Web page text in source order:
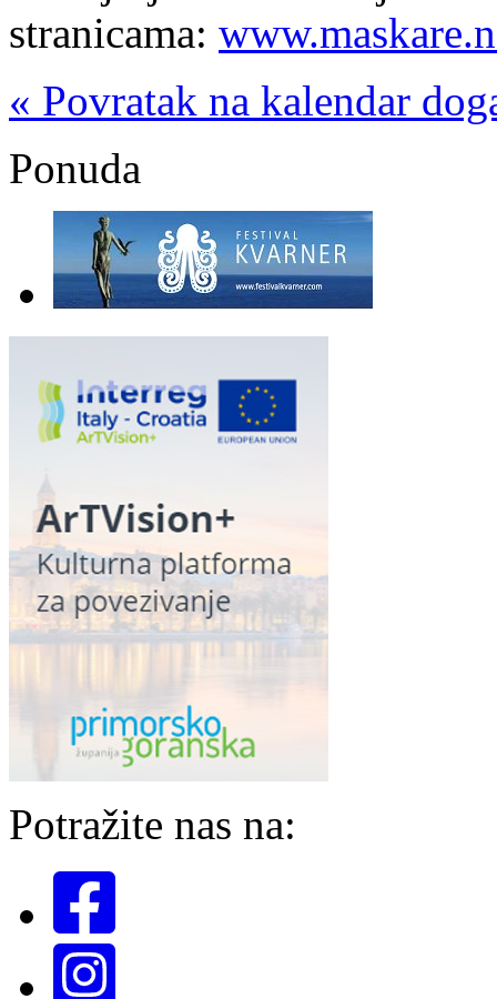
stranicama:
« Povratak na kalendar
Ponuda
Potražite nas na: